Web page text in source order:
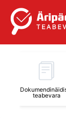
teabevara